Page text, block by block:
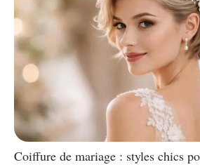
Coiffure de mariage : styles chics